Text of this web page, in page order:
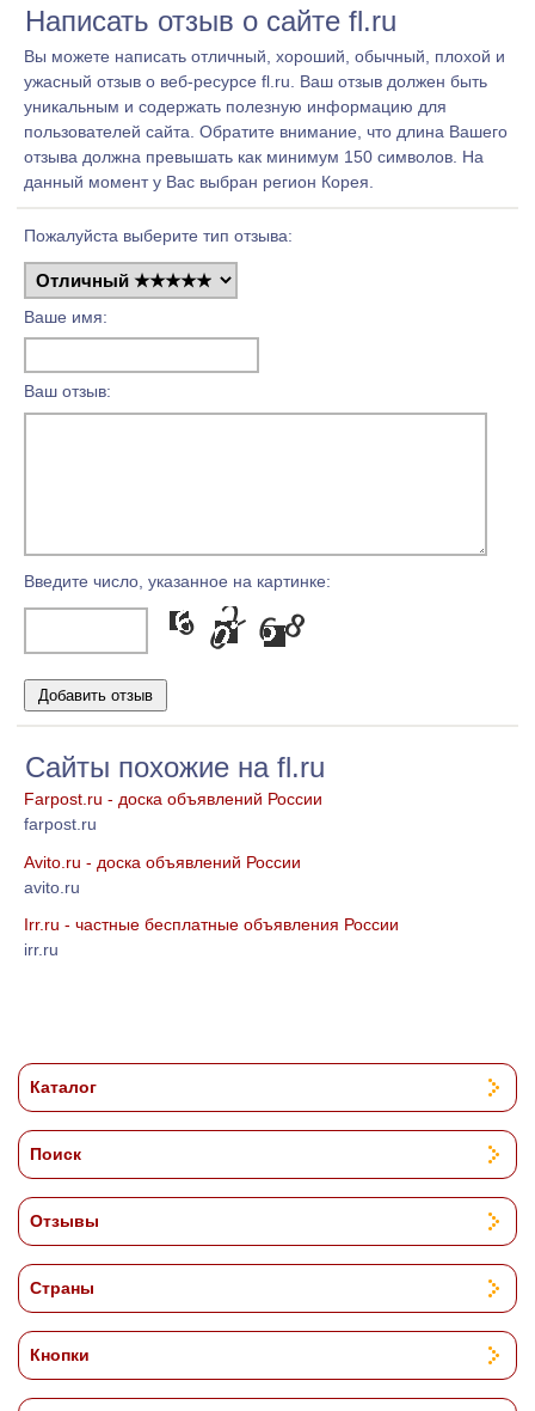
Написать отзыв о сайте fl.ru
Вы можете написать отличный, хороший, обычный, плохой и
ужасный отзыв о веб-ресурсе fl.ru. Ваш отзыв должен быть
уникальным и содержать полезную информацию для
пользователей сайта. Обратите внимание, что длина Вашего
отзыва должна превышать как минимум 150 символов. На
данный момент у Вас выбран регион Корея.
Пожалуйста выберите тип отзыва:
Ваше имя:
Ваш отзыв:
Введите число, указанное на картинке:
Сайты похожие на fl.ru
Farpost.ru - доска объявлений России
farpost.ru
Avito.ru - доска объявлений России
avito.ru
Irr.ru - частные бесплатные объявления России
irr.ru
Каталог
Поиск
Отзывы
Страны
Кнопки